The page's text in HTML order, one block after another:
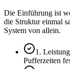
Die Einführung ist
die Struktur einmal
System von allein.
1.
Pufferzeiten